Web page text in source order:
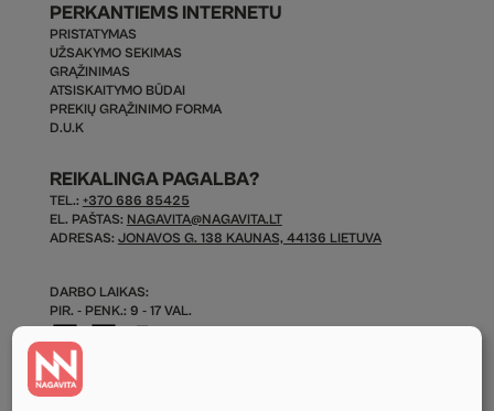
PERKANTIEMS INTERNETU
PRISTATYMAS
UŽSAKYMO SEKIMAS
GRĄŽINIMAS
ATSISKAITYMO BŪDAI
PREKIŲ GRĄŽINIMO FORMA
D.U.K
REIKALINGA PAGALBA?
TEL.: +370 686 85425
EL. PAŠTAS: NAGAVITA@NAGAVITA.LT
ADRESAS: JONAVOS G. 138 KAUNAS, 44136 LIETUVA
DARBO LAIKAS:
PIR. - PENK.: 9 - 17 VAL.